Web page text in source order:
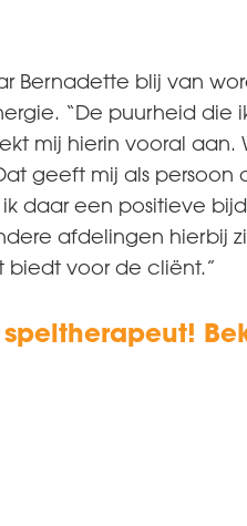
Bernadette blij van
“De puurheid die
mij hierin vooral aan.
geeft mij als
daar een positieve
afdelingen hierbij
biedt voor de cliënt.”